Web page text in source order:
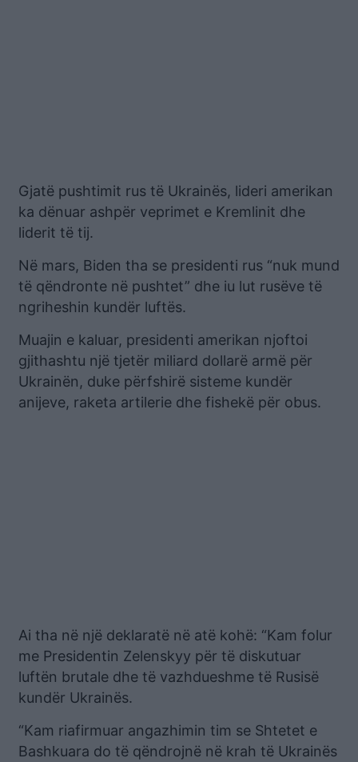
Gjatë pushtimit rus të Ukrainës, lideri amerikan
ka dënuar ashpër veprimet e Kremlinit dhe
liderit të tij.
Në mars, Biden tha se presidenti rus “nuk mund
të qëndronte në pushtet” dhe iu lut rusëve të
ngriheshin kundër luftës.
Muajin e kaluar, presidenti amerikan njoftoi
gjithashtu një tjetër miliard dollarë armë për
Ukrainën, duke përfshirë sisteme kundër
anijeve, raketa artilerie dhe fishekë për obus.
Ai tha në një deklaratë në atë kohë: “Kam folur
me Presidentin Zelenskyy për të diskutuar
luftën brutale dhe të vazhdueshme të Rusisë
kundër Ukrainës.
“Kam riafirmuar angazhimin tim se Shtetet e
Bashkuara do të qëndrojnë në krah të Ukrainës